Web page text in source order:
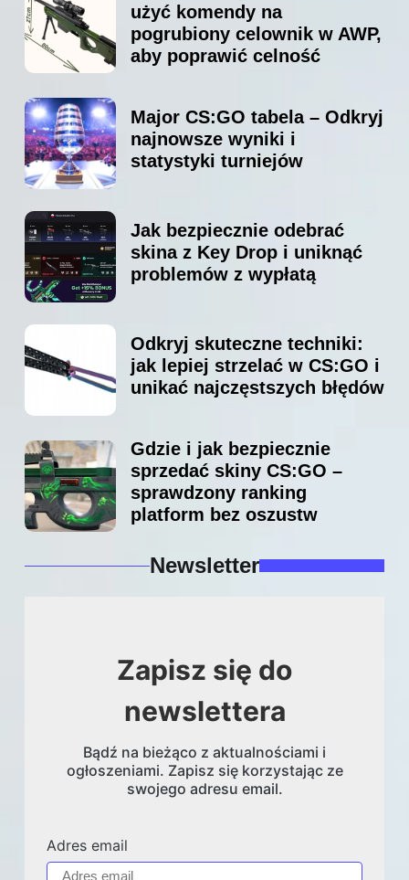
użyć komendy na
pogrubiony celownik w AWP,
aby poprawić celność
Major CS:GO tabela – Odkryj
najnowsze wyniki i
statystyki turniejów
Jak bezpiecznie odebrać
skina z Key Drop i uniknąć
problemów z wypłatą
Odkryj skuteczne techniki:
jak lepiej strzelać w CS:GO i
unikać najczęstszych błędów
Gdzie i jak bezpiecznie
sprzedać skiny CS:GO –
sprawdzony ranking
platform bez oszustw
Newsletter
Zapisz się do
newslettera
Bądź na bieżąco z aktualnościami i
ogłoszeniami. Zapisz się korzystając ze
swojego adresu email.
Adres email